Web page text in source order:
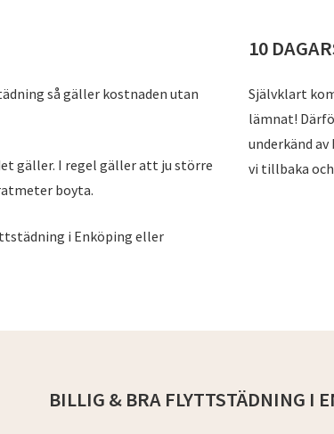
så gäller kostnaden utan
gäller. I regel gäller att ju större
boyta.
i Enköping eller
10
Självklart
lämnat!
underkänd
vi tillbaka
BILLIG & BRA FLYTTSTÄDNING I